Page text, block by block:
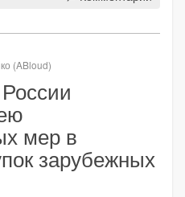
(ABloud)
мер в
зарубежных